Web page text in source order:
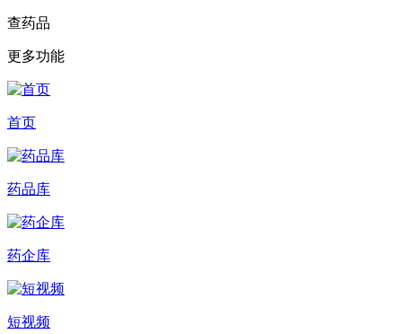
查药品
更多功能
首页
药品库
药企库
短视频